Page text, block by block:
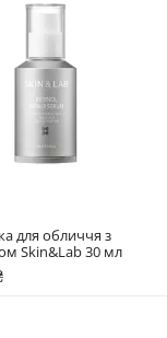
для обличчя з
Skin&Lab 30 мл